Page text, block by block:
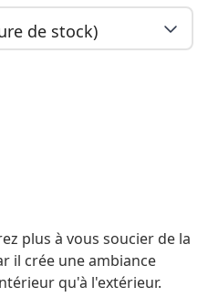
de stock)
plus à vous soucier de la
il crée une ambiance
qu'à l'extérieur.